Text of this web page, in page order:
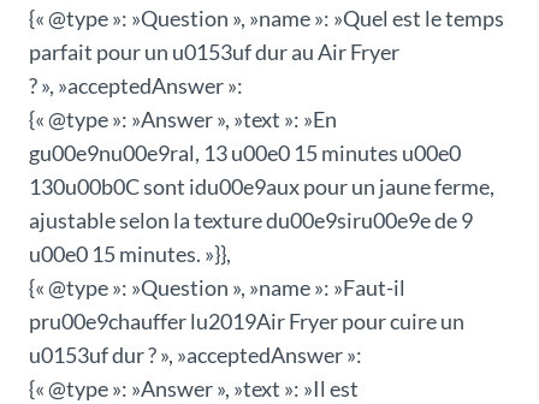
{« @type »: »Question », »name »: »Quel est le temps
parfait pour un u0153uf dur au Air Fryer
? », »acceptedAnswer »:
{« @type »: »Answer », »text »: »En
gu00e9nu00e9ral, 13 u00e0 15 minutes u00e0
130u00b0C sont idu00e9aux pour un jaune ferme,
ajustable selon la texture du00e9siru00e9e de 9
u00e0 15 minutes. »}},
{« @type »: »Question », »name »: »Faut-il
pru00e9chauffer lu2019Air Fryer pour cuire un
u0153uf dur ? », »acceptedAnswer »:
{« @type »: »Answer », »text »: »Il est